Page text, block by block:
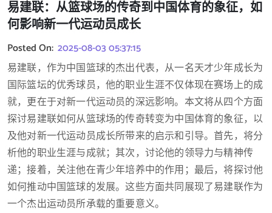
易建联：从篮球场的传奇到中国体育的象征，如
何影响新一代运动员成长
Posted On: 2025-08-03 05:37:15
易建联，作为中国篮球的杰出代表，从一名天才少年成长为
国际篮坛的优秀球员，他的职业生涯不仅体现在赛场上的成
就，更在于对新一代运动员的深远影响。本文将从四个方面
探讨易建联如何从篮球场的传奇转变为中国体育的象征，以
及他对新一代运动员成长所带来的启示和引导。首先，将分
析他的职业生涯与成就；其次，讨论他的领导力与精神传
递；接着，关注他在青少年培养中的作用；最后，将探讨他
如何推动中国篮球的发展。这些方面共同展现了易建联作为
一个杰出运动员所承载的重要意义。